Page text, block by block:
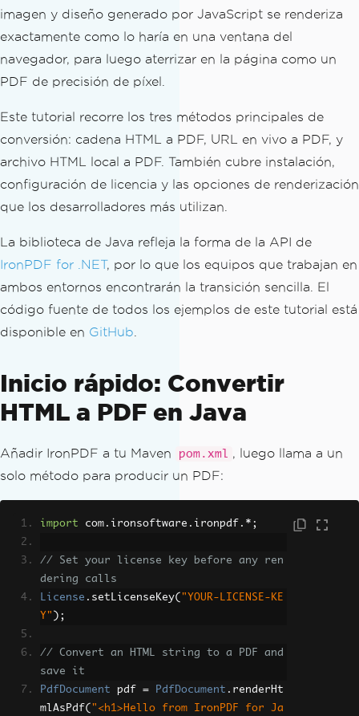
imagen y diseño generado por JavaScript se renderiza
exactamente como lo haría en una ventana del
navegador, para luego aterrizar en la página como un
PDF de precisión de píxel.
Este tutorial recorre los tres métodos principales de
conversión: cadena HTML a PDF, URL en vivo a PDF, y
archivo HTML local a PDF. También cubre instalación,
configuración de licencia y las opciones de renderización
que los desarrolladores más utilizan.
La biblioteca de Java refleja la forma de la API de
IronPDF for .NET, por lo que los equipos que trabajan en
ambos entornos encontrarán la transición sencilla. El
código fuente de todos los ejemplos de este tutorial está
disponible en GitHub.
Inicio rápido: Convertir
HTML a PDF en Java
Añadir IronPDF a tu Maven pom.xml , luego llama a un
solo método para producir un PDF:
import com . ironsoftware . ironpdf .*;
// Set your license key before any ren
dering calls
License . setLicenseKey( "YOUR-LICENSE-KE
Y" );
// Convert an HTML string to a PDF and
save it
PdfDocument pdf = PdfDocument . renderHt
mlAsPdf( "<h1>Hello from IronPDF for Ja